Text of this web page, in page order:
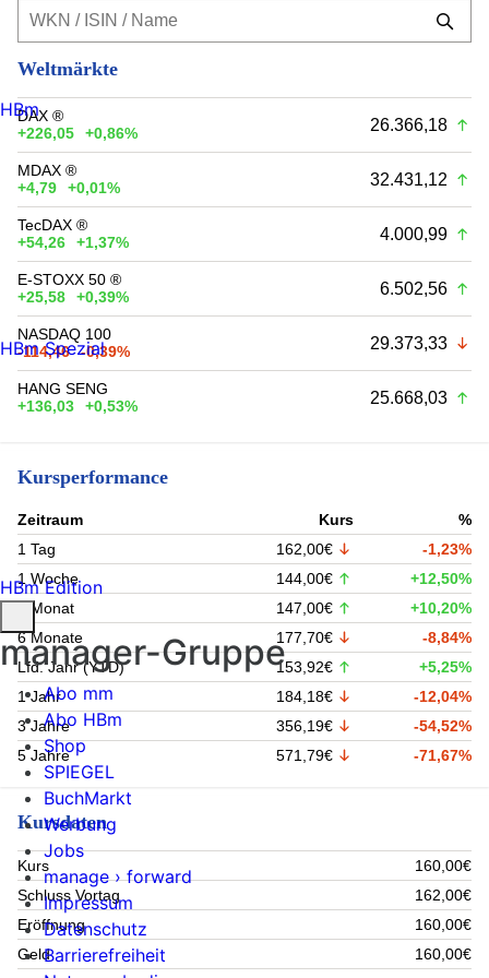
Weltmärkte
DAX ®
+226,05
+0,86% 26.366,18
MDAX ®
+4,79
+0,01% 32.431,12
TecDAX ®
+54,26
+1,37% 4.000,99
E-STOXX 50 ®
+25,58
+0,39% 6.502,56
NASDAQ 100
-114,46
-0,39% 29.373,33
HANG SENG
+136,03
+0,53% 25.668,03
Kursperformance
Zeitraum Kurs
%
1 Tag
162,00€
-1,23%
1 Woche
144,00€
+12,50%
1 Monat
147,00€
+10,20%
6 Monate
177,70€
-8,84%
Lfd. Jahr (YTD)
153,92€
+5,25%
1 Jahr
184,18€
-12,04%
3 Jahre
356,19€
-54,52%
5 Jahre
571,79€ -71,67%
Kursdaten
Kurs
160,00€
Schluss Vortag
162,00€
Eröffnung
160,00€
Geld
160,00€
HBm
HBm Spezial
HBm Edition
manager-Gruppe
Abo mm
Abo HBm
Shop
SPIEGEL
BuchMarkt
Werbung
Jobs
manage › forward
Impressum
Datenschutz
Barrierefreiheit